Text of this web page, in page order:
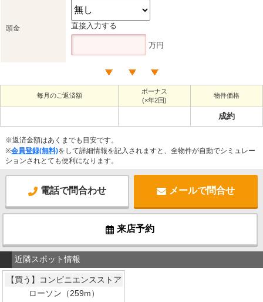
頭金 直接入力する
万円
毎月のご返済額
ボーナス
(×年2回)
物件価格
成約
※返済金額はあくまでも目安です。
※会員登録(無料)をして詳細情報を記入されますと、全物件が自動でシミュレー
ションされとても便利になります。
電話で問合わせ メールで問合せ
来店予約
近隣スポット情報
【買う】コンビニエンスストア
ローソン（259m）